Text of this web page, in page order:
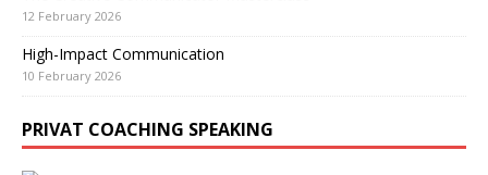
12 February 2026
High-Impact Communication
10 February 2026
PRIVAT COACHING SPEAKING